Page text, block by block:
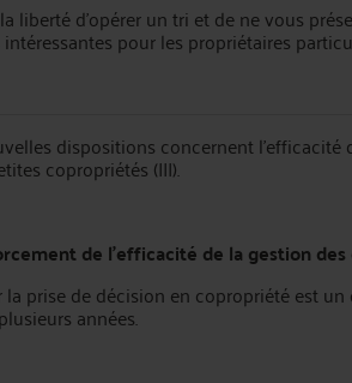
la liberté d’opérer un tri et de ne vous
pour les propriétaires
dispositions concernent
copropriétés (III).
de l’efficacité de la gestion
la prise de décision en copropriété est
années.